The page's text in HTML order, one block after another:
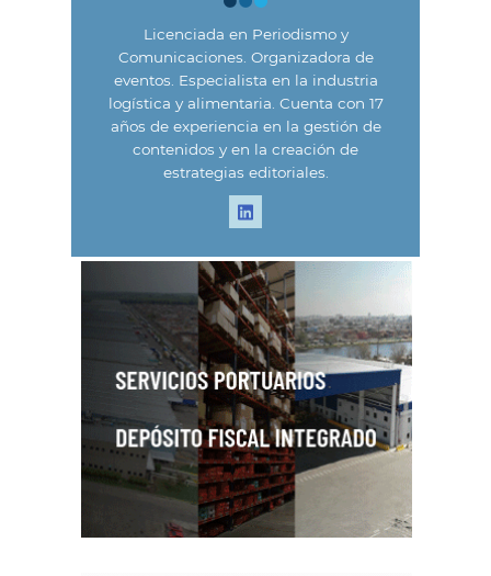
Licenciada en Periodismo y
Comunicaciones. Organizadora de
eventos. Especialista en la industria
logística y alimentaria. Cuenta con 17
años de experiencia en la gestión de
contenidos y en la creación de
estrategias editoriales.